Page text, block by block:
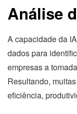
Análise
A capacidade da
dados para
empresas a
Resultando,
eficiência,